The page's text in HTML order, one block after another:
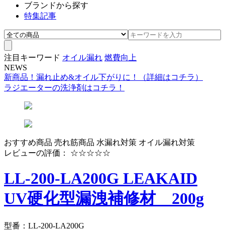
ブランドから探す
特集記事
注目キーワード オイル漏れ 燃費向上
NEWS
新商品！漏れ止め&オイル下がりに！（詳細はコチラ）
ラジエーターの洗浄剤はコチラ！
おすすめ商品 売れ筋商品 水漏れ対策 オイル漏れ対策
レビューの評価： ☆☆☆☆☆
LL-200-LA200G LEAKAID
UV硬化型漏洩補修材 200g
型番：LL-200-LA200G